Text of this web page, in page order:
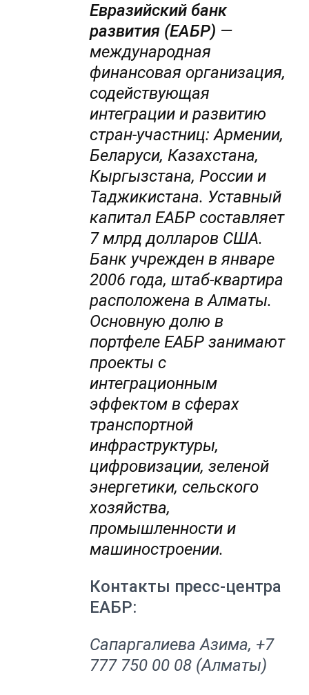
Евразийский банк
развития (ЕАБР) —
международная
финансовая организация,
содействующая
интеграции и развитию
стран-участниц: Армении,
Беларуси, Казахстана,
Кыргызстана, России и
Таджикистана. Уставный
капитал ЕАБР составляет
7 млрд долларов США.
Банк учрежден в январе
2006 года, штаб-квартира
расположена в Алматы.
Основную долю в
портфеле ЕАБР занимают
проекты с
интеграционным
эффектом в сферах
транспортной
инфраструктуры,
цифровизации, зеленой
энергетики, сельского
хозяйства,
промышленности и
машиностроении.
Контакты пресс-центра
ЕАБР:
Сапаргалиева Азима, +7
777 750 00 08 (Алматы)